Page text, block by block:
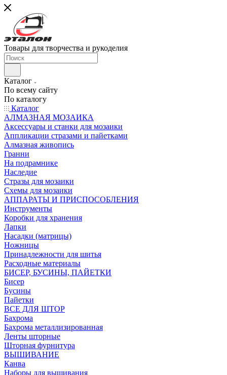
Товары для творчества и рукоделия
Каталог
По всему сайту
По каталогу
Каталог
АЛМАЗНАЯ МОЗАИКА
Аксессуары и станки для мозаики
Аппликации стразами и пайетками
Алмазная живопись
Гранни
На подрамнике
Наследие
Стразы для мозаики
Схемы для мозаики
АППАРАТЫ И ПРИСПОСОБЛЕНИЯ
Инструменты
Коробки для хранения
Лапки
Насадки (матрицы)
Ножницы
Принадлежности для шитья
Расходные материалы
БИСЕР, БУСИНЫ, ПАЙЕТКИ
Бисер
Бусины
Пайетки
ВСЕ ДЛЯ ШТОР
Бахрома
Бахрома металлизированная
Ленты шторные
Шторная фурнитура
ВЫШИВАНИЕ
Канва
Наборы для вышивания